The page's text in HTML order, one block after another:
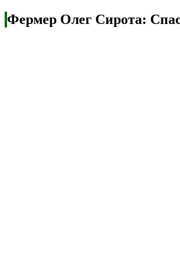
Фермер Олег Сирота: